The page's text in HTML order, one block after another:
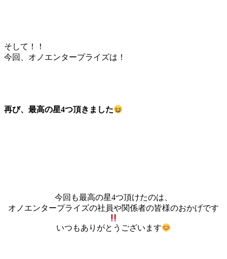
そして！！
今回、オノエンタープライズは！
再び、最高の星4つ頂きました
今回も最高の星4つ頂けたのは、
オノエンタープライズの社員や関係者の皆様のおかげです
いつもありがとうございます